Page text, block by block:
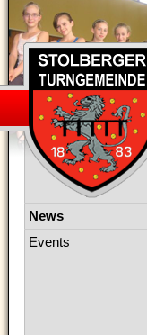
Navigation
News
Events